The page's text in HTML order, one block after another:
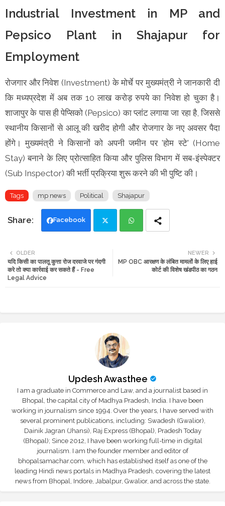
Industrial Investment in MP and
Pepsico Plant in Shajapur for
Employment
रोजगार और निवेश (Investment) के मोर्चे पर मुख्यमंत्री ने जानकारी दी
कि मध्यप्रदेश में अब तक 10 लाख करोड़ रुपये का निवेश हो चुका है।
शाजापुर के पास ही पेप्सिको (Pepsico) का प्लांट लगाया जा रहा है, जिससे
स्थानीय किसानों से आलू की खरीद होगी और रोजगार के नए अवसर पैदा
होंगे। मुख्यमंत्री ने किसानों को अपनी जमीन पर 'होम स्टे' (Home
Stay) बनाने के लिए प्रोत्साहित किया और पुलिस विभाग में सब-इंस्पेक्टर
(Sub Inspector) की भर्ती प्रक्रिया शुरू करने की भी पुष्टि की।
Tags mp news Political Shajapur
Facebook
tte ats
NEWER
MP OBC आरक्षण के लंबित मामलों के लिए हाई
कोर्ट की विशेष खंडपीठ का गठन
OLDER
यदि किसी का पालतू कुत्ता रोज दरवाजे पर गंदगी
करे तो क्या कार्रवाई कर सकते हैं - Free
Legal Advice
Updesh Awasthee
I am a graduate in Commerce and Law, and a journalist based in
Bhopal, the capital city of Madhya Pradesh, India. I have been
working in journalism since 1994. Over the years, I have served with
several prominent publications, including: Swadesh (Gwalior),
Dainik Jagran (Jhansi), Raj Express (Bhopal), Pradesh Today
(Bhopal); Since 2012, I have been working full-time in digital
journalism. I am the founder member and editor of
bhopalsamachar.com, which has established itself as one of the
leading Hindi news portals in Madhya Pradesh, covering the latest
news from Bhopal, Indore, Jabalpur, Gwalior, and across the state.